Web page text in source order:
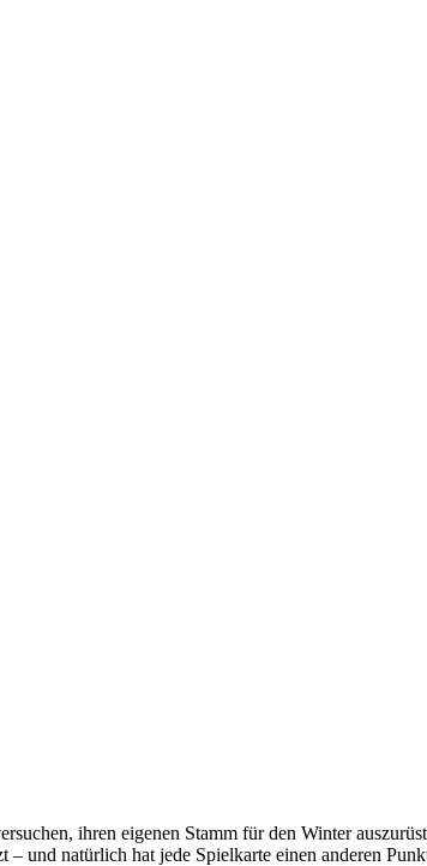
ihren eigenen Stamm für den Winter
und natürlich hat jede Spielkarte einen anderen